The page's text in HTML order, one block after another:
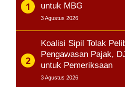
untuk MBG
3 Agustus 2026
Koalisi Sipil Tolak
Pengawasan Pajak,
untuk Pemeriksaan
3 Agustus 2026